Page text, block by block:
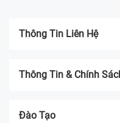
Thông Tin Liên Hệ
Thông Tin & Chính
Đào Tạo